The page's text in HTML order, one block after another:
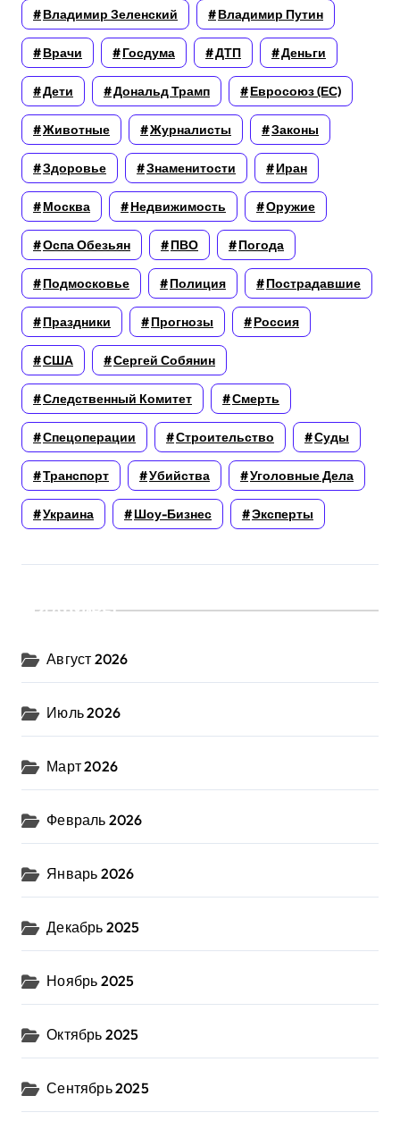
Владимир Зеленский Владимир Путин
Врачи Госдума ДТП Деньги
Дети Дональд Трамп Евросоюз (ЕС)
Животные Журналисты Законы
Здоровье Знаменитости Иран
Москва Недвижимость Оружие
Оспа Обезьян ПВО Погода
Подмосковье Полиция Пострадавшие
Праздники Прогнозы Россия
США Сергей Собянин
Следственный Комитет Смерть
Спецоперации Строительство Суды
Транспорт Убийства Уголовные Дела
Украина Шоу-Бизнес Эксперты
Архивы
Август 2026
Июль 2026
Март 2026
Февраль 2026
Январь 2026
Декабрь 2025
Ноябрь 2025
Октябрь 2025
Сентябрь 2025